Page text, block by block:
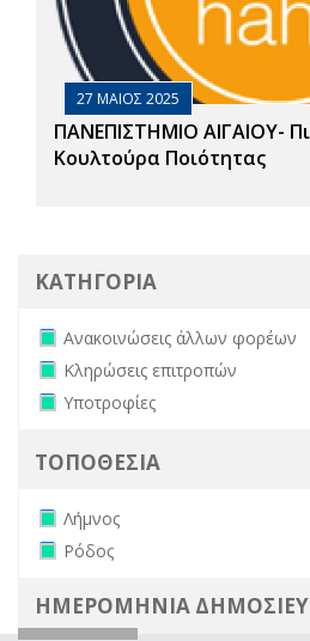
27 ΜΑΙΟΣ 2025
ΠΑΝΕΠΙΣΤΗΜΙΟ ΑΙΓΑΙΟΥ-
Κουλτούρα Ποιότητας
ΚΑΤΗΓΟΡΙΑ
Remove Ανακοινώσεις άλλων
Ανακοινώσεις άλλων φορέων
Remove Κληρώσεις επιτροπών
Κληρώσεις επιτροπών
Remove Υποτροφίες filter
Υποτροφίες
ΤΟΠΟΘΕΣΙΑ
Remove Λήμνος filter
Λήμνος
Remove Ρόδος filter
Ρόδος
ΗΜΕΡΟΜΗΝΙΑ